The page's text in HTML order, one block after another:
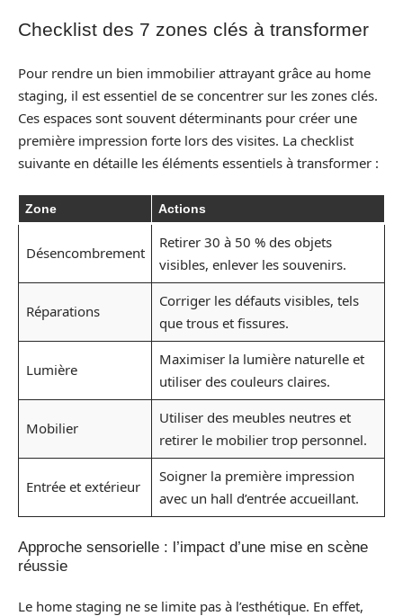
Checklist des 7 zones clés à transformer
Pour rendre un bien immobilier attrayant grâce au home
staging, il est essentiel de se concentrer sur les zones clés.
Ces espaces sont souvent déterminants pour créer une
première impression forte lors des visites. La checklist
suivante en détaille les éléments essentiels à transformer :
Zone Actions
Désencombrement
Retirer 30 à 50 % des objets
visibles, enlever les souvenirs.
Réparations
Corriger les défauts visibles, tels
que trous et fissures.
Lumière
Maximiser la lumière naturelle et
utiliser des couleurs claires.
Mobilier
Utiliser des meubles neutres et
retirer le mobilier trop personnel.
Entrée et extérieur
Soigner la première impression
avec un hall d’entrée accueillant.
Approche sensorielle : l’impact d’une mise en scène
réussie
Le home staging ne se limite pas à l’esthétique. En effet,